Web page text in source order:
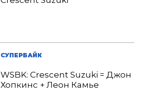
СУПЕРБАЙК
WSBK: Crescent Suzuki = Джон
Хопкинс + Леон Камье